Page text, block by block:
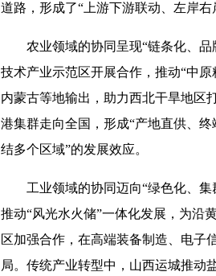
道路，形成了“上游下游联动、左岸
农业领域的协同呈现“链条化、品
技术产业示范区开展合作，推动“中
内蒙古等地输出，助力西北干旱地区
港集群走向全国，形成“产地直供、
结多个区域”的发展效应。
工业领域的协同迈向“绿色化、集
推动“风光水火储”一体化发展，为沿
区加强合作，在高端装备制造、电子
局。传统产业转型中，山西运城推动